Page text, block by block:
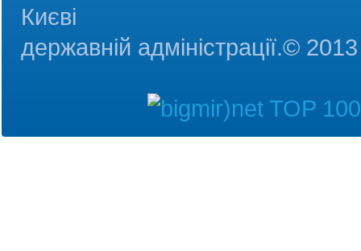
Києві
державній